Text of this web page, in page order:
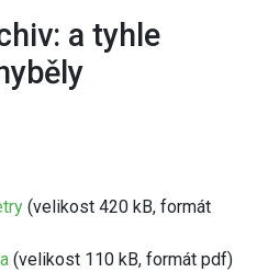
a tyhle
(velikost 420 kB, formát
(velikost 110 kB, formát pdf)